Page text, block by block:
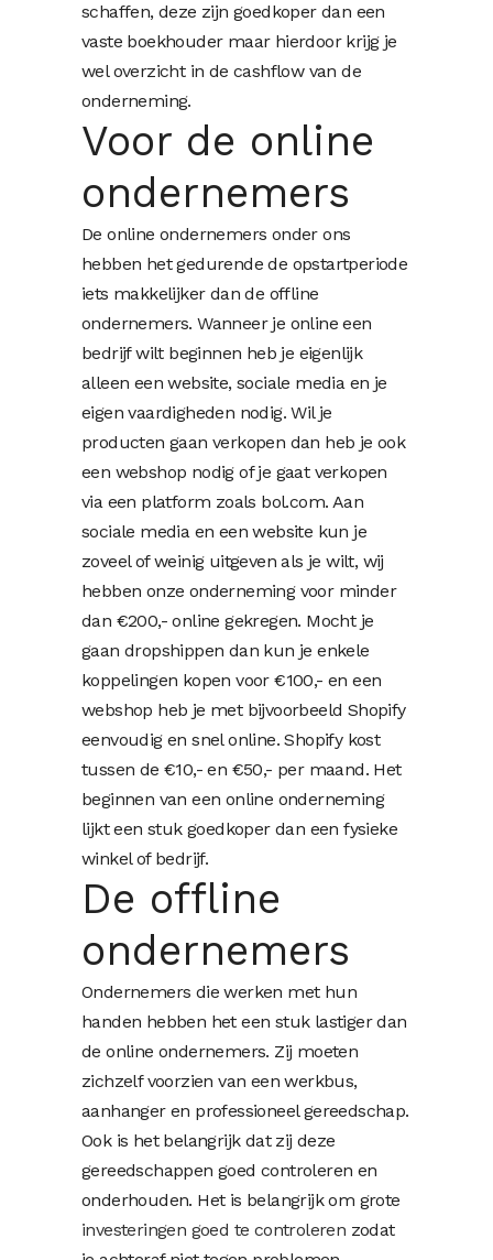
schaffen, deze zijn goedkoper dan een
vaste boekhouder maar hierdoor krijg je
wel overzicht in de cashflow van de
onderneming.
Voor de online
ondernemers
De online ondernemers onder ons
hebben het gedurende de opstartperiode
iets makkelijker dan de offline
ondernemers. Wanneer je online een
bedrijf wilt beginnen heb je eigenlijk
alleen een website, sociale media en je
eigen vaardigheden nodig. Wil je
producten gaan verkopen dan heb je ook
een webshop nodig of je gaat verkopen
via een platform zoals bol.com. Aan
sociale media en een website kun je
zoveel of weinig uitgeven als je wilt, wij
hebben onze onderneming voor minder
dan €200,- online gekregen. Mocht je
gaan dropshippen dan kun je enkele
koppelingen kopen voor €100,- en een
webshop heb je met bijvoorbeeld Shopify
eenvoudig en snel online. Shopify kost
tussen de €10,- en €50,- per maand. Het
beginnen van een online onderneming
lijkt een stuk goedkoper dan een fysieke
winkel of bedrijf.
De offline
ondernemers
Ondernemers die werken met hun
handen hebben het een stuk lastiger dan
de online ondernemers. Zij moeten
zichzelf voorzien van een werkbus,
aanhanger en professioneel gereedschap.
Ook is het belangrijk dat zij deze
gereedschappen goed controleren en
onderhouden. Het is belangrijk om grote
investeringen goed te controleren zodat